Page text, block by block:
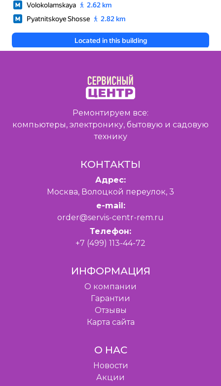
Ремонтируем все:
компьютеры, электронику, бытовую и садовую
технику
КОНТАКТЫ
Адрес:
Москва, Волоцкой переулок, 3
e-mail:
order@servis-centr-rem.ru
Телефон:
+7 (499) 113-44-72
ИНФОРМАЦИЯ
O компании
Гарантии
Отзывы
Карта сайта
О НАС
Новости
Акции